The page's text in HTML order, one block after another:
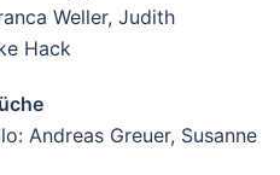
Weller, Judith
Hack
Andreas Greuer, Susanne